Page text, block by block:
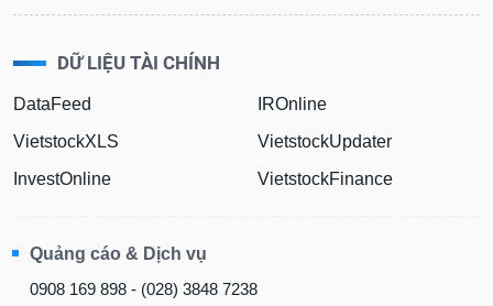
DỮ LIỆU TÀI CHÍNH
DataFeed
VietstockXLS
InvestOnline
IROnline
VietstockUpdater
VietstockFinance
Quảng cáo & Dịch vụ
0908 169 898 - (028) 3848 7238